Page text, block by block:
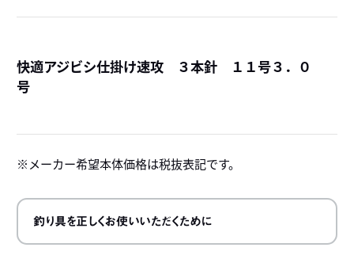
快適アジビシ仕掛け速攻 ３本針 １１号３．０
号
メーカー希望本体価格は税抜表記です。
釣り具を正しくお使いいただくために